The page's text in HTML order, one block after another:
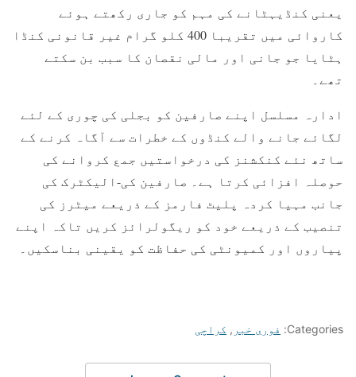
یعنی کنڈیہٹانے کی مہم کو جاری رکھتے ہوئے
کاروائی میں تقریبا 400 کلو گرام غیر قانونی کنڈا
ہٹایا جو جانی اور مالی نقصان کا سبب بن سکتے
تھے۔
ادارہ مسلسل اپنے صارفین کو بجلی کی چوری کے لئے
لگائے جانے والے کنڈوں کے خطرات سے آگاہ کرنے کے
ساتھ نئے کنکشنز کی درخواستیں جمع کروانے کی
حوصلہ افزائی کرتا ہے۔ صارفین کی-الیکٹرک کی
جانب مہیا کردہ پلیٹ فارمز کے ذریعے میٹرز کی
تنصیب کے ذریعے خود کو ریگولرائز کریں تاکہ اپنے
پیاروں اور کمیونٹی کی حفاظت کو یقینی بناسکیں۔
Categories: فوری خبر , کراچی